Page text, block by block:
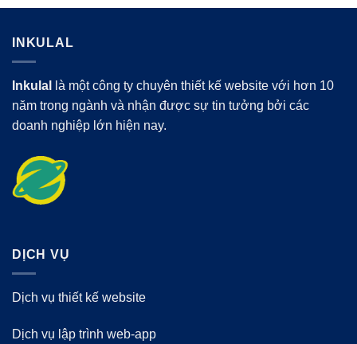
INKULAL
Inkulal
là một công ty chuyên thiết kế website với hơn 10
năm trong ngành và nhận được sự tin tưởng bởi các
doanh nghiệp lớn hiện nay.
DỊCH VỤ
Dịch vụ thiết kế website
Dịch vụ lập trình web-app